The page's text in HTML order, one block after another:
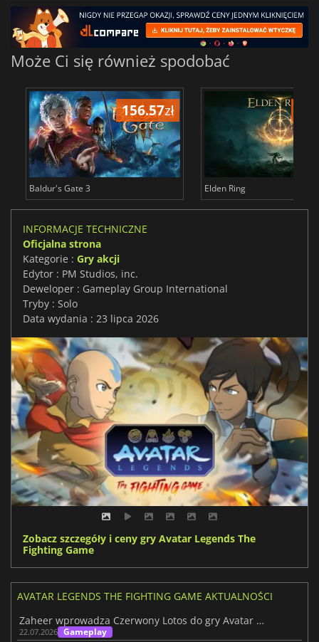
Może Ci się również spodobać
156.57zł
Baldur's Gate 3 Elden Ring
INFORMACJE TECHNICZNE
Oficjalna strona
Kategorie : Gry akcji
Edytor : PM Studios, inc.
Deweloper : Gameplay Group International
Tryby : Solo
Data wydania : 23 lipca 2026
Zobacz szczegóły i ceny gry Avatar Legends The
Fighting Game
AVATAR LEGENDS THE FIGHTING GAME AKTUALNOŚCI
Zaheer wprowadza Czerwony Lotos do gry Avatar Legends
22.07.2026 Gameplay